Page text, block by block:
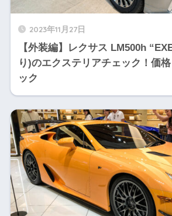
2023年11月27日
【外装編】レクサス LM500h
り)のエクステリアチェック！価
ック